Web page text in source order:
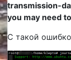
transmission-
you may need
С такой